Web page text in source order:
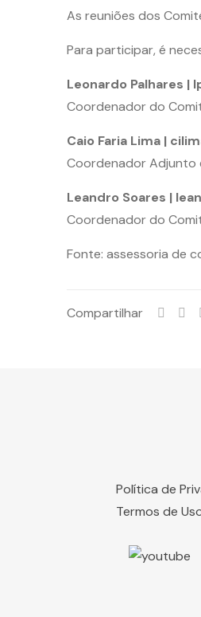
As reuniões dos
Para participar, é
Leonardo Palhares |
Coordenador do
Caio Faria Lima |
Coordenador Adjunto
Leandro Soares |
Coordenador do
Fonte: assessoria de
Compartilhar
Política de
Termos de